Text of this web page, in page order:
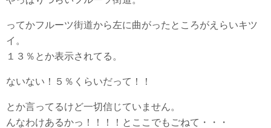
ってかフルーツ街道から左に曲がったところがえらいキツ
イ。
１３％とか表示されてる。
ないない！５％くらいだって！！
とか言ってるけど一切信じていません。
んなわけあるかっ！！！！とここでもごねて・・・